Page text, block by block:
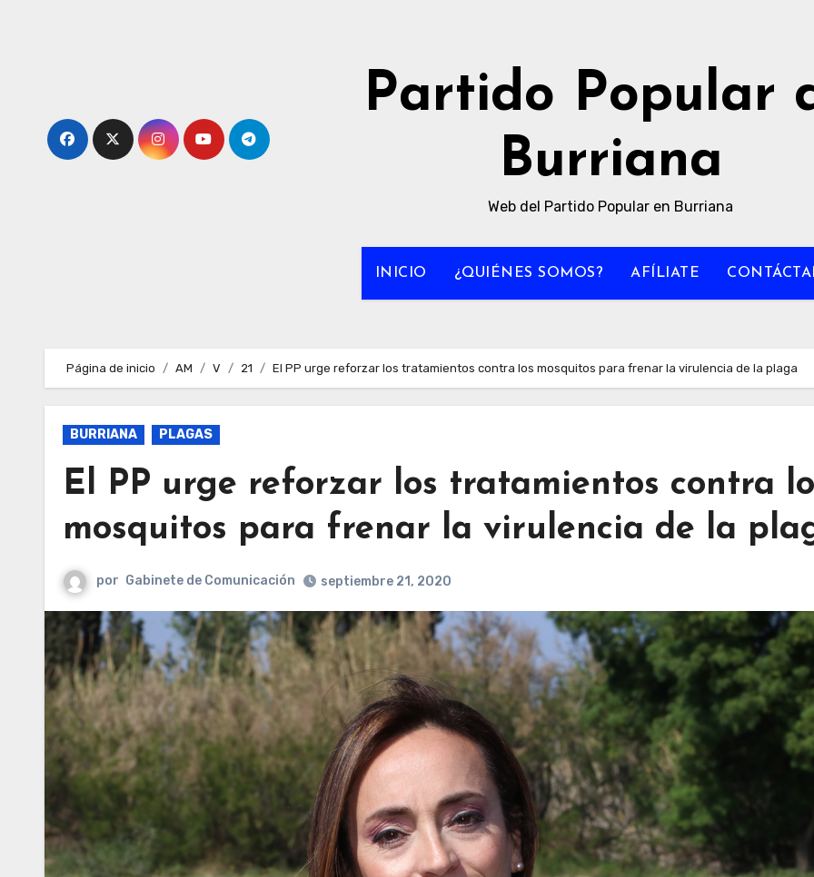
Partido Popular
Burriana
Web del Partido Popular en Burriana
INICIO ¿QUIÉNES SOMOS? AFÍLIATE
Página de inicio AM V 21 El PP urge reforzar los tratamientos contra los mosquitos para frenar la virulencia de la plaga
BURRIANA PLAGAS
El PP urge reforzar los tratamientos contra
mosquitos para frenar la virulencia de la
por Gabinete de Comunicación septiembre 21, 2020